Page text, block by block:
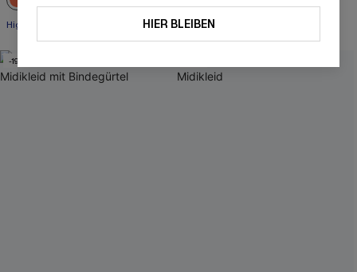
High waist
-19%
HIER BLEIBEN